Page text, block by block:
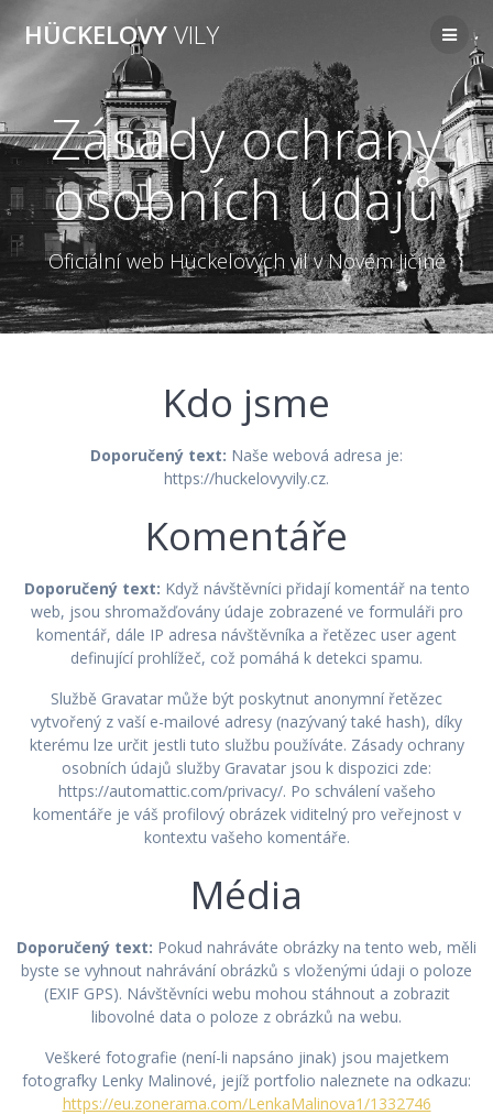
HÜCKELOVYVILY
Zásady ochrany
osobních údajů
Oficiální web Hückelových vil v Novém Jičíně
Kdo jsme
Doporučený text: Naše webová adresa je:
https://huckelovyvily.cz.
Komentáře
Doporučený text: Když návštěvníci přidají komentář na tento
web, jsou shromažďovány údaje zobrazené ve formuláři pro
komentář, dále IP adresa návštěvníka a řetězec user agent
definující prohlížeč, což pomáhá k detekci spamu.
Službě Gravatar může být poskytnut anonymní řetězec
vytvořený z vaší e-mailové adresy (nazývaný také hash), díky
kterému lze určit jestli tuto službu používáte. Zásady ochrany
osobních údajů služby Gravatar jsou k dispozici zde:
https://automattic.com/privacy/. Po schválení vašeho
komentáře je váš profilový obrázek viditelný pro veřejnost v
kontextu vašeho komentáře.
Média
Doporučený text: Pokud nahráváte obrázky na tento web, měli
byste se vyhnout nahrávání obrázků s vloženými údaji o poloze
(EXIF GPS). Návštěvníci webu mohou stáhnout a zobrazit
libovolné data o poloze z obrázků na webu.
Veškeré fotografie (není-li napsáno jinak) jsou majetkem
fotografky Lenky Malinové, jejíž portfolio naleznete na odkazu:
https://eu.zonerama.com/LenkaMalinova1/1332746